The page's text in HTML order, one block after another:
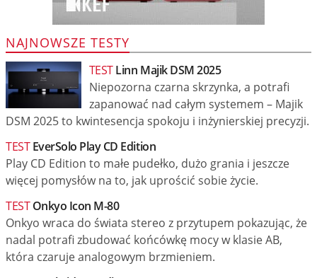
NAJNOWSZE TESTY
TESTLinn Majik DSM 2025
Niepozorna czarna skrzynka, a potrafi
zapanować nad całym systemem – Majik
DSM 2025 to kwintesencja spokoju i inżynierskiej precyzji.
TESTEverSolo Play CD Edition
Play CD Edition to małe pudełko, dużo grania i jeszcze
więcej pomysłów na to, jak uprościć sobie życie.
TESTOnkyo Icon M-80
Onkyo wraca do świata stereo z przytupem pokazując, że
nadal potrafi zbudować końcówkę mocy w klasie AB,
która czaruje analogowym brzmieniem.